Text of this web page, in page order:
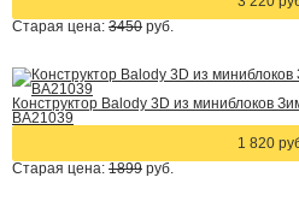
Старая цена: 3450 руб.
Конструктор Balody 3D из миниблоков
BA21039
1 820
Старая цена: 1899 руб.